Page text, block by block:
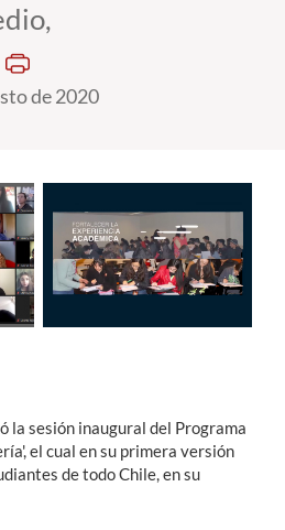
de 2020
la sesión inaugural del Programa
el cual en su primera versión
de todo Chile, en su